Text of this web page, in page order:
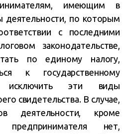
имеющим в
деятельности, по которым
с последними
законодательстве,
по единому налогу,
к государственному
исключить эти виды
свидетельства. В случае,
деятельности, кроме
нет,